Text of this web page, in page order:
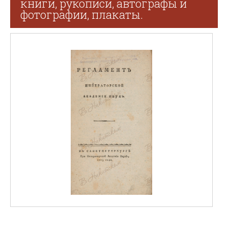
книги, рукописи, автографы и
фотографии, плакаты.